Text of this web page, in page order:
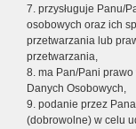
7. przysługuje Panu/
osobowych oraz ich
przetwarzania lub
przetwarzania,
8. ma Pan/Pani
Danych Osobowych,
9. podanie przez
(dobrowolne) w celu